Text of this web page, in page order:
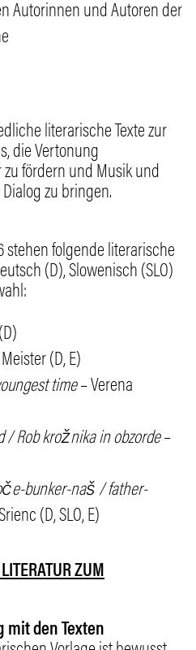
Autorinnen und Autoren der
literarische Texte zur
die Vertonung
fördern und Musik und
zu bringen.
folgende literarische
(D), Slowenisch (SLO)
(D, E)
time– Verena
/ Rob krožnika in obzorde–
bunker-naš / father-
(D, SLO, E)
ZUM
den Texten